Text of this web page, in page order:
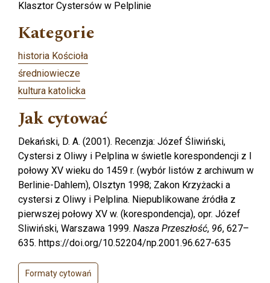
Klasztor Cystersów w Pelplinie
Kategorie
historia Kościoła
średniowiecze
kultura katolicka
Jak cytować
Dekański, D. A. (2001). Recenzja: Józef Śliwiński,
Cystersi z Oliwy i Pelplina w świetle korespondencji z I
połowy XV wieku do 1459 r. (wybór listów z archiwum w
Berlinie-Dahlem), Olsztyn 1998; Zakon Krzyżacki a
cystersi z Oliwy i Pelplina. Niepublikowane źródła z
pierwszej połowy XV w. (korespondencja), opr. Józef
Sliwiński, Warszawa 1999. Nasza Przeszłość, 96, 627–
635. https://doi.org/10.52204/np.2001.96.627-635
Formaty cytowań